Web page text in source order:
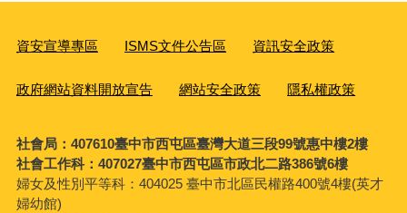
資安宣導專區 ISMS文件公告區 資訊安全政策
政府網站資料開放宣告 網站安全政策 隱私權政策
社會局：407610臺中市西屯區臺灣大道三段99號惠中樓2樓
社會工作科：407027臺中市西屯區市政北二路386號6樓
婦女及性別平等科： 404025 臺中市北區民權路400號4樓(英才
婦幼館)